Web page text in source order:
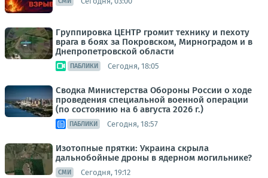
Группировка ЦЕНТР громит технику и пехоту
врага в боях за Покровском, Мирноградом и в
Днепропетровской области
ПАБЛИКИ Сегодня, 18:05
Сводка Министерства Обороны России о ходе
проведения специальной военной операции
(по состоянию на 6 августа 2026 г.)
ПАБЛИКИ Сегодня, 18:57
Изотопные прятки: Украина скрыла
дальнобойные дроны в ядерном могильнике?
СМИ Сегодня, 19:12